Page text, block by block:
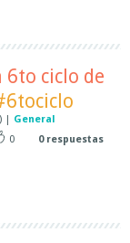
ciclo de
| General
0
0respuestas